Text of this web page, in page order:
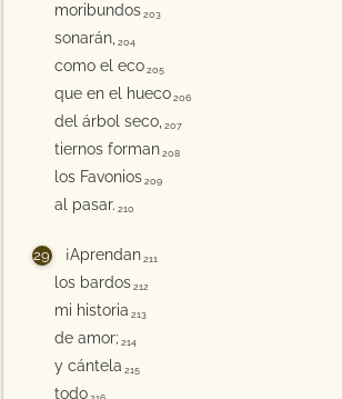
moribundos 203
sonarán, 204
como el eco 205
que en el hueco 206
del árbol seco, 207
tiernos forman 208
los Favonios 209
al pasar. 210
¡Aprendan 211
los bardos 212
mi historia 213
de amor; 214
y cántela 215
todo